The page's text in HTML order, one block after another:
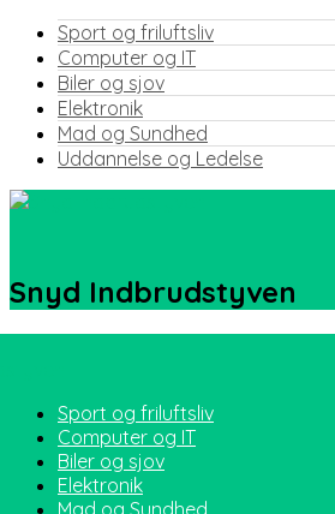
Sport og friluftsliv
Computer og IT
Biler og sjov
Elektronik
Mad og Sundhed
Uddannelse og Ledelse
Snyd Indbrudstyven
Sport og friluftsliv
Computer og IT
Biler og sjov
Elektronik
Mad og Sundhed